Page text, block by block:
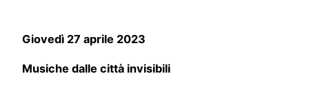
Giovedì 27 aprile 2023
Musiche dalle città invisibili